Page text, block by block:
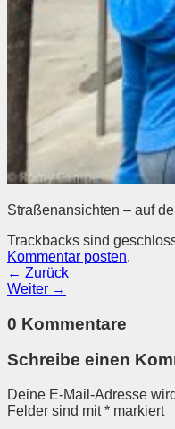
Straßenansichten – auf
Trackbacks sind
Kommentar posten.
← Zurück
Weiter →
0 Kommentare
Schreibe einen
Deine E-Mail-Adresse
Felder sind mit* markiert